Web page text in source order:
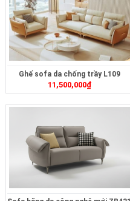
Ghế sofa da chống trầy L109
11,500,000₫